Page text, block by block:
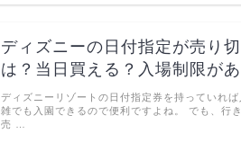
ディズニーの日付指定が売り
は？当日買える？入場制限があ
ディズニーリゾートの日付指定券を持っていれ
雑でも入園できるので便利ですよね。 でも、行
売 …